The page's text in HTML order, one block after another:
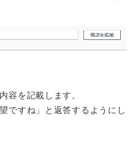
容を記載します。
ですね」と返答するようにし